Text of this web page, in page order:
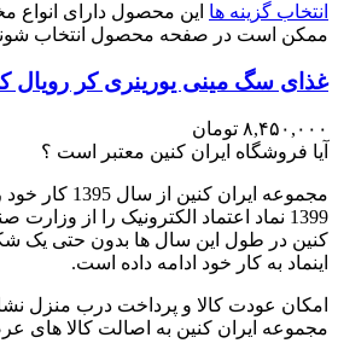
انتخاب گزینه ها این محصول دارای انواع
ممکن است در صفحه محصول انتخاب
غذای سگ مینی یورینری کر رویال
۸,۴۵۰,۰۰۰ تومان
آیا فروشگاه ایران کنین معتبر است ؟
مجموعه ایران
1399 نماد اعتماد الکترونیک را از
کنین در طول این سال ها بدون حتی یک
اینماد به کار خود ادامه داده است.
امکان عودت کالا و پرداخت درب منزل
مجموعه ایران کنین به اصالت کالا های